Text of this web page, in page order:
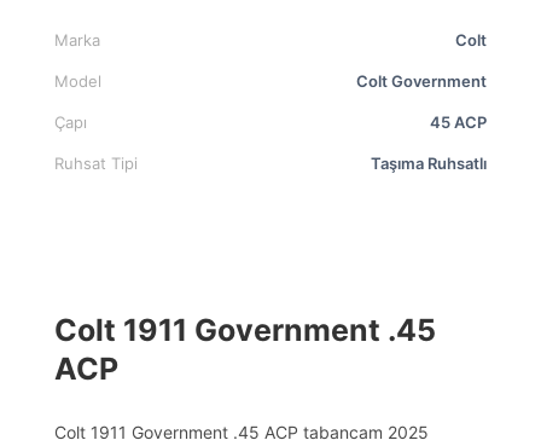
Marka Colt
Model Colt Government
Çapı 45 ACP
Ruhsat Tipi Taşıma Ruhsatlı
Colt 1911 Government .45
ACP
Colt 1911 Government .45 ACP tabancam 2025